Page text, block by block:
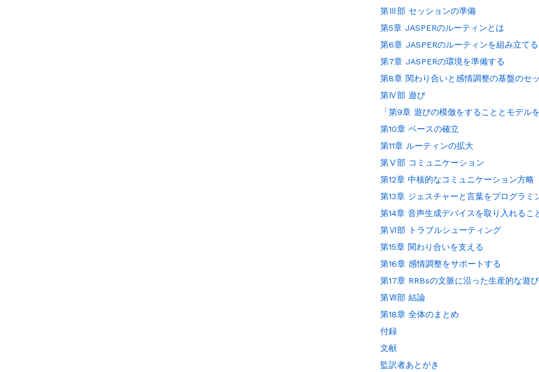
第Ⅲ部 セッションの準備
第5章 JASPERのルーティンとは
第6章 JASPERのルーティンを組み立てる
第7章 JASPERの環境を準備する
第8章 関わり合いと感情調整の基盤のセ
第Ⅳ部 遊び
「第9章 遊びの模倣をすることとモデル
第10章 ベースの確立
第11章 ルーティンの拡大
第Ⅴ部 コミュニケーション
第12章 中核的なコミュニケーション方略
第13章 ジェスチャーと言葉をプログラミ
第14章 音声生成デバイスを取り入れるこ
第Ⅵ部 トラブルシューティング
第15章 関わり合いを支える
第16章 感情調整をサポートする
第17章 RRBsの文脈に沿った生産的な遊
第Ⅶ部 結論
第18章 全体のまとめ
付録
文献
監訳者あとがき